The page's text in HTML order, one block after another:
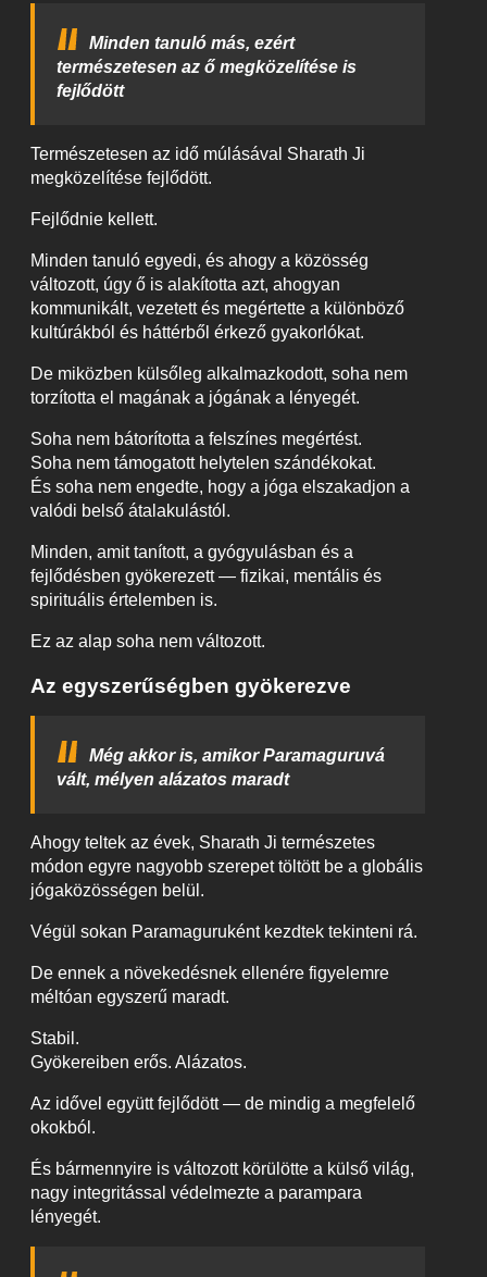
Minden tanuló más, ezért
természetesen az ő megközelítése is
fejlődött
Természetesen az idő múlásával Sharath Ji
megközelítése fejlődött.
Fejlődnie kellett.
Minden tanuló egyedi, és ahogy a közösség
változott, úgy ő is alakította azt, ahogyan
kommunikált, vezetett és megértette a különböző
kultúrákból és háttérből érkező gyakorlókat.
De miközben külsőleg alkalmazkodott, soha nem
torzította el magának a jógának a lényegét.
Soha nem bátorította a felszínes megértést.
Soha nem támogatott helytelen szándékokat.
És soha nem engedte, hogy a jóga elszakadjon a
valódi belső átalakulástól.
Minden, amit tanított, a gyógyulásban és a
fejlődésben gyökerezett — fizikai, mentális és
spirituális értelemben is.
Ez az alap soha nem változott.
Az egyszerűségben gyökerezve
Még akkor is, amikor Paramaguruvá
vált, mélyen alázatos maradt
Ahogy teltek az évek, Sharath Ji természetes
módon egyre nagyobb szerepet töltött be a globális
jógaközösségen belül.
Végül sokan Paramaguruként kezdtek tekinteni rá.
De ennek a növekedésnek ellenére figyelemre
méltóan egyszerű maradt.
Stabil.
Gyökereiben erős. Alázatos.
Az idővel együtt fejlődött — de mindig a megfelelő
okokból.
És bármennyire is változott körülötte a külső világ,
nagy integritással védelmezte a parampara
lényegét.